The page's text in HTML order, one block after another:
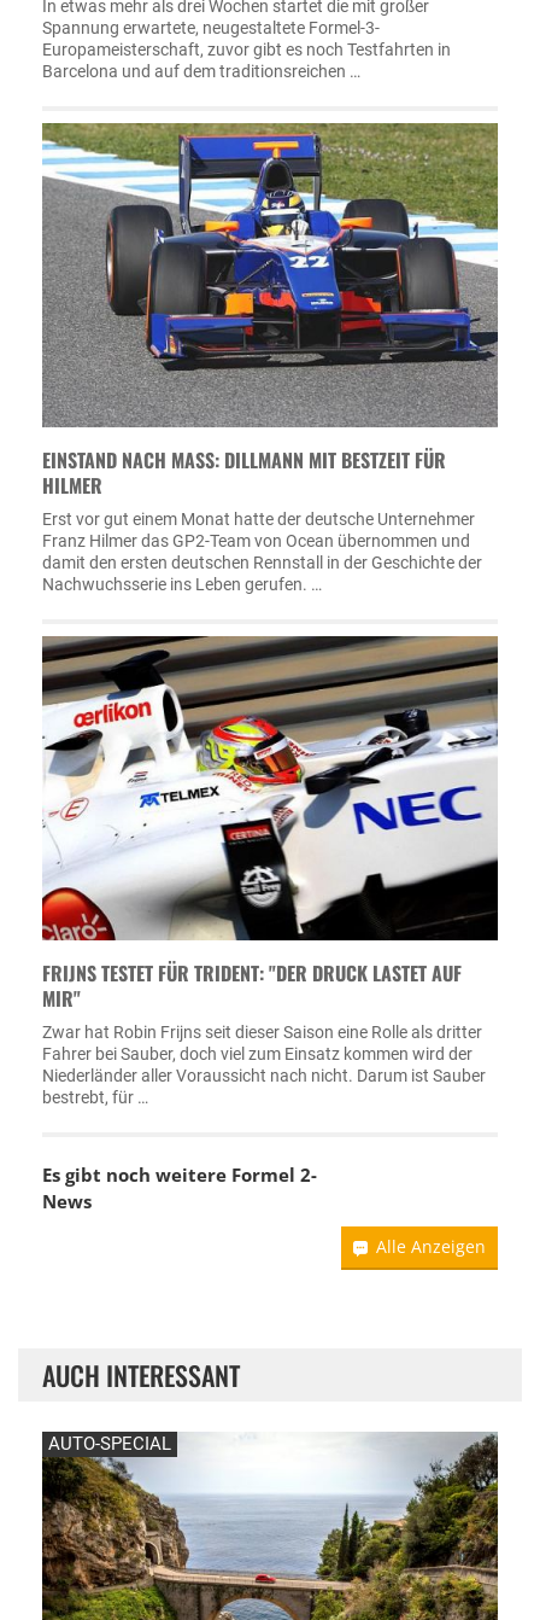
In etwas mehr als drei Wochen startet die mit großer
Spannung erwartete, neugestaltete Formel-3-
Europameisterschaft, zuvor gibt es noch Testfahrten in
Barcelona und auf dem traditionsreichen …
EINSTAND NACH MASS: DILLMANN MIT BESTZEIT FÜR H
ILMER
Erst vor gut einem Monat hatte der deutsche Unternehmer
Franz Hilmer das GP2-Team von Ocean übernommen und
damit den ersten deutschen Rennstall in der Geschichte der
Nachwuchsserie ins Leben gerufen. …
FRIJNS TESTET FÜR TRIDENT: "DER DRUCK LASTET AUF
MIR"
Zwar hat Robin Frijns seit dieser Saison eine Rolle als dritter
Fahrer bei Sauber, doch viel zum Einsatz kommen wird der
Niederländer aller Voraussicht nach nicht. Darum ist Sauber
bestrebt, für …
Es gibt noch weitere Formel 2-
News
Alle Anzeigen
AUCH INTERESSANT
AUTO-SPECIAL